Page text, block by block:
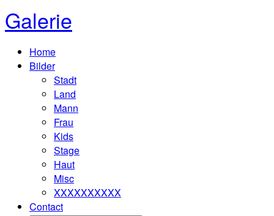
Galerie
Home
Bilder
Stadt
Land
Mann
Frau
Kids
Stage
Haut
Misc
XXXXXXXXXX
Contact